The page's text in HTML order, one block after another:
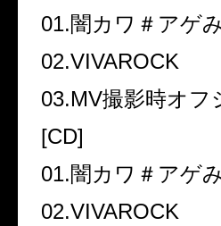
01.闇カワ＃アゲ
02.VIVAROCK
03.MV撮影時オフ
[CD]
01.闇カワ＃アゲ
02.VIVAROCK